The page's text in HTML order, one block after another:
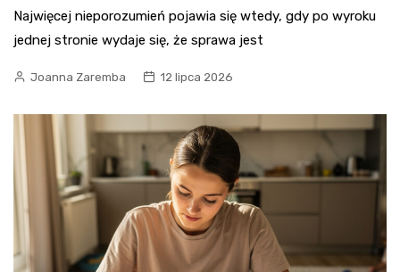
Najwięcej nieporozumień pojawia się wtedy, gdy po wyroku
jednej stronie wydaje się, że sprawa jest
Joanna Zaremba 12 lipca 2026